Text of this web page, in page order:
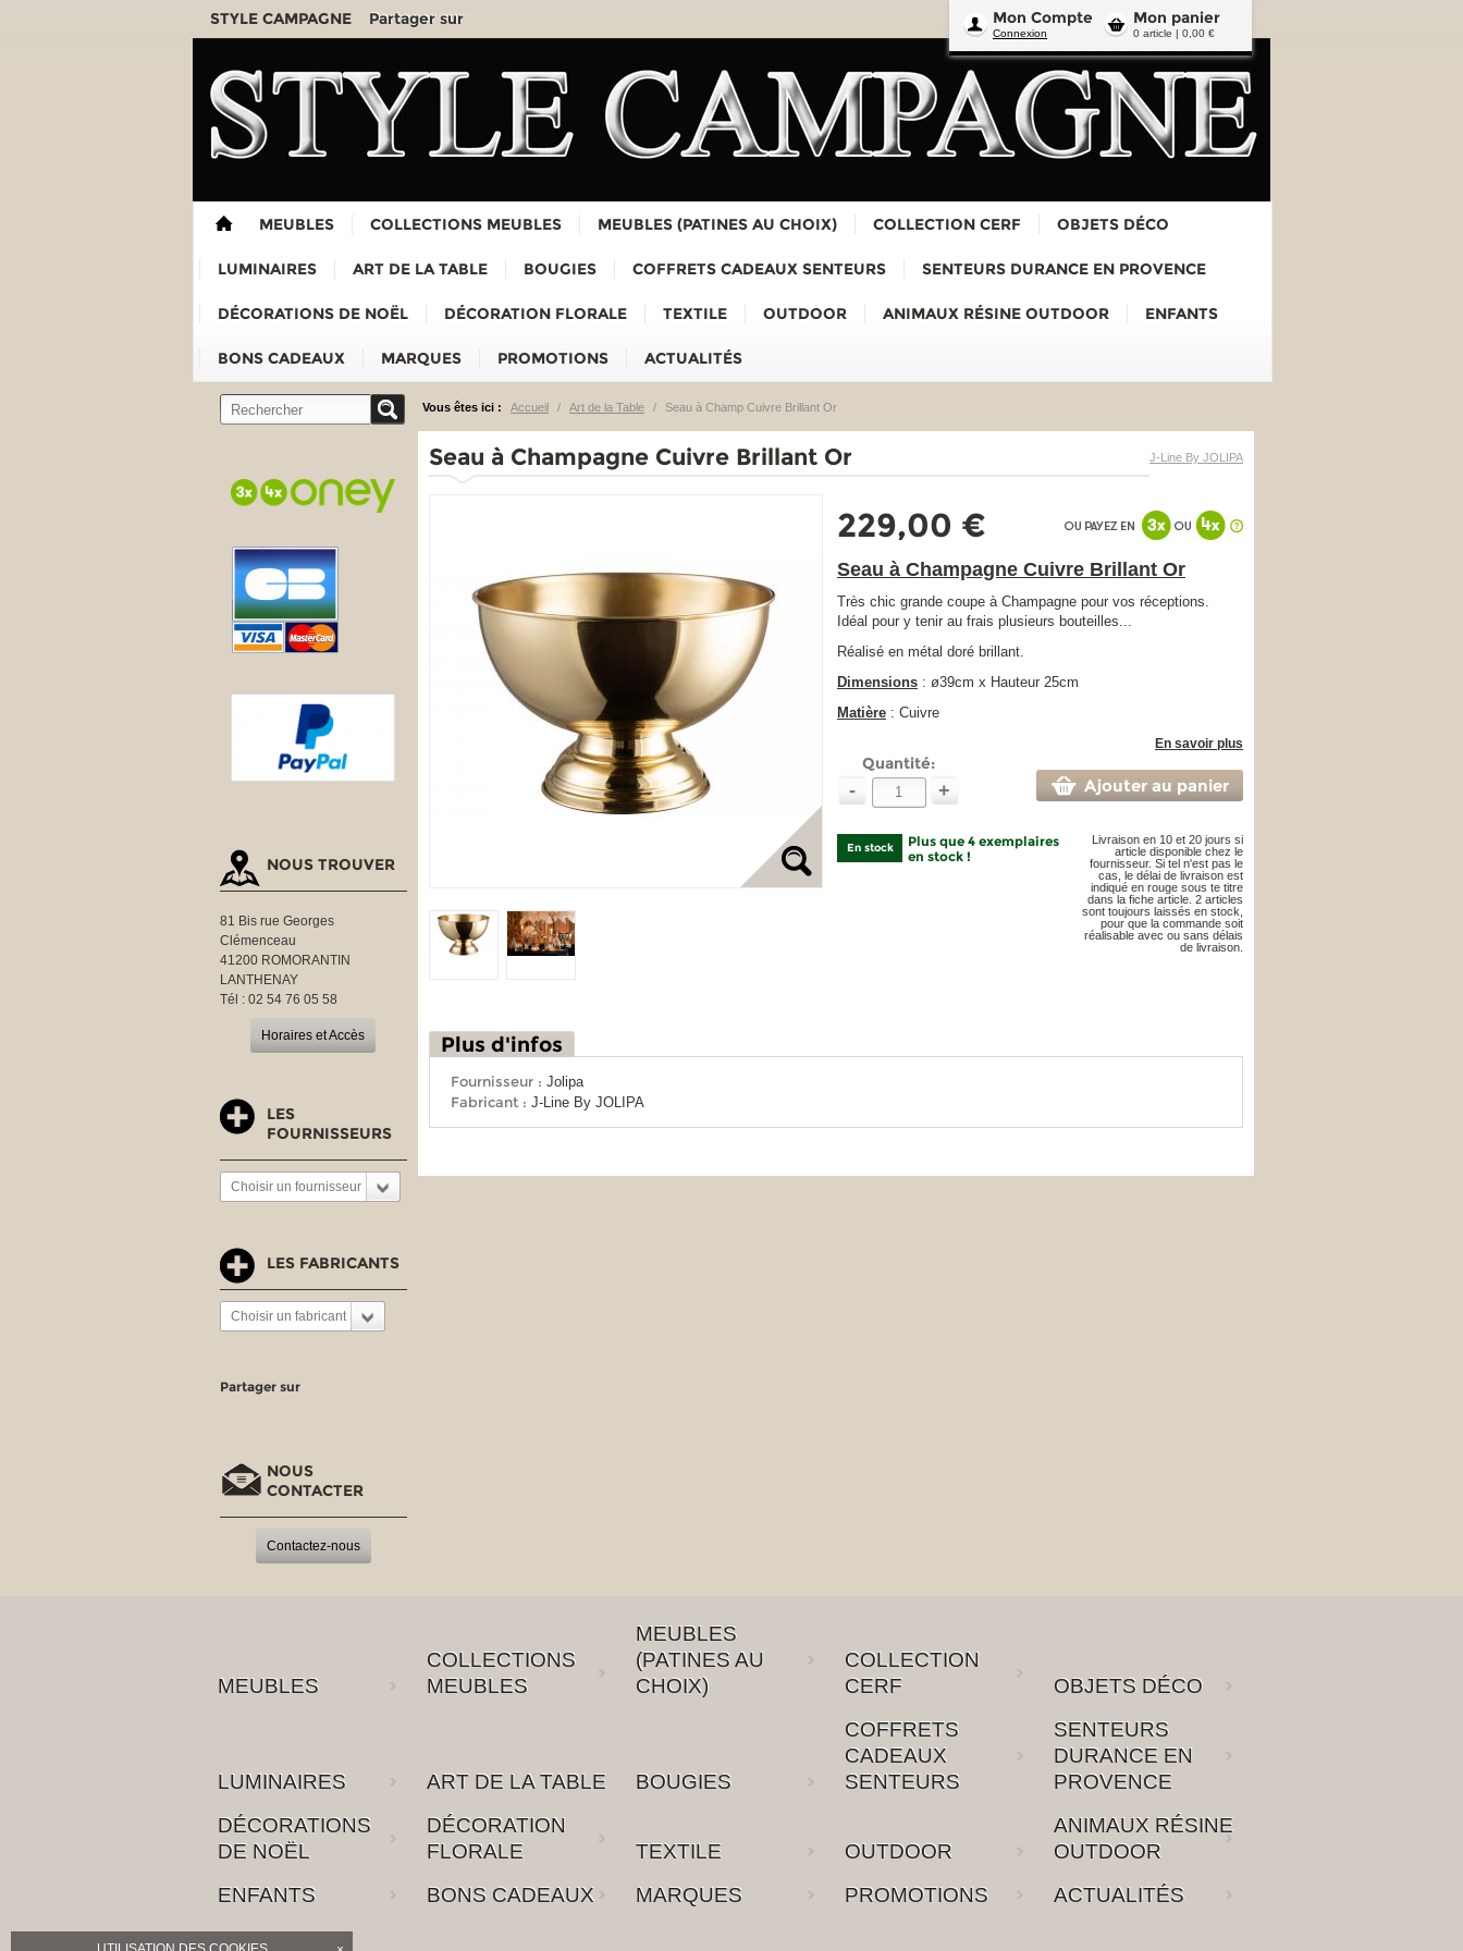
Mon panier
0 article | 0,00 €
Mon Compte
Connexion
STYLE CAMPAGNE Partager sur
MEUBLES COLLECTIONS MEUBLES MEUBLES (PATINES AU CHOIX) COLLECTION CERF OBJETS DÉCO
LUMINAIRES ART DE LA TABLE BOUGIES COFFRETS CADEAUX SENTEURS SENTEURS DURANCE EN PROVENCE
DÉCORATIONS DE NOËL DÉCORATION FLORALE TEXTILE OUTDOOR ANIMAUX RÉSINE OUTDOOR ENFANTS
BONS CADEAUX MARQUES PROMOTIONS ACTUALITÉS
NOUS TROUVER
81 Bis rue Georges
Clémenceau
41200 ROMORANTIN
LANTHENAY
Tél : 02 54 76 05 58
Horaires et Accès
LES
FOURNISSEURS
Choisir un fournisseur
LES FABRICANTS
Choisir un fabricant
Partager sur
NOUS
CONTACTER
Contactez-nous
Vous êtes ici : Accueil / Art de la Table / Seau à Champ Cuivre Brillant Or
J-Line By JOLIPA
Seau à Champagne Cuivre Brillant Or
229,00 €
Seau à Champagne Cuivre Brillant Or
Très chic grande coupe à Champagne pour vos réceptions.
Idéal pour y tenir au frais plusieurs bouteilles...
Réalisé en métal doré brillant.
Dimensions : ø39cm x Hauteur 25cm
Matière : Cuivre
En savoir plus
Quantité:
- + Ajouter au panier
En stock
Plus que 4 exemplaires
en stock !
Livraison en 10 et 20 jours si
article disponible chez le
fournisseur. Si tel n'est pas le
cas, le délai de livraison est
indiqué en rouge sous te titre
dans la fiche article. 2 articles
sont toujours laissés en stock,
pour que la commande soit
réalisable avec ou sans délais
de livraison.
Plus d'infos
Fournisseur : Jolipa
Fabricant : J-Line By JOLIPA
MEUBLES
COLLECTIONS
MEUBLES
MEUBLES
(PATINES AU
CHOIX)
COLLECTION
CERF
OBJETS DÉCO
LUMINAIRES ART DE LA TABLE BOUGIES
COFFRETS
CADEAUX
SENTEURS
SENTEURS
DURANCE EN
PROVENCE
DÉCORATIONS
DE NOËL
DÉCORATION
FLORALE
TEXTILE OUTDOOR
ANIMAUX RÉSINE
OUTDOOR
ENFANTS
BONS CADEAUX MARQUES PROMOTIONS ACTUALITÉS